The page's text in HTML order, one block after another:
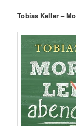
Tobias Keller –